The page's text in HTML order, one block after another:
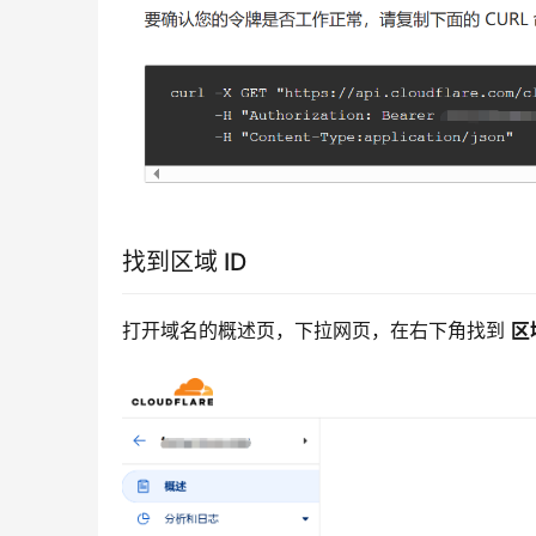
找到区域 ID
打开域名的概述页，下拉网页，在右下角找到 区